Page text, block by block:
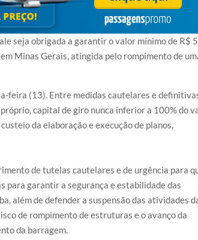
seja obrigada a garantir o valor mínimo de R$
Minas Gerais, atingida pelo rompimento de
feira (13). Entre medidas cautelares e
capital de giro nunca inferior a 100% do
da elaboração e execução de planos,
de tutelas cautelares e de urgência para
para garantir a segurança e estabilidade das
além de defender a suspensão das atividades
de rompimento de estruturas e o avanço da
da barragem.